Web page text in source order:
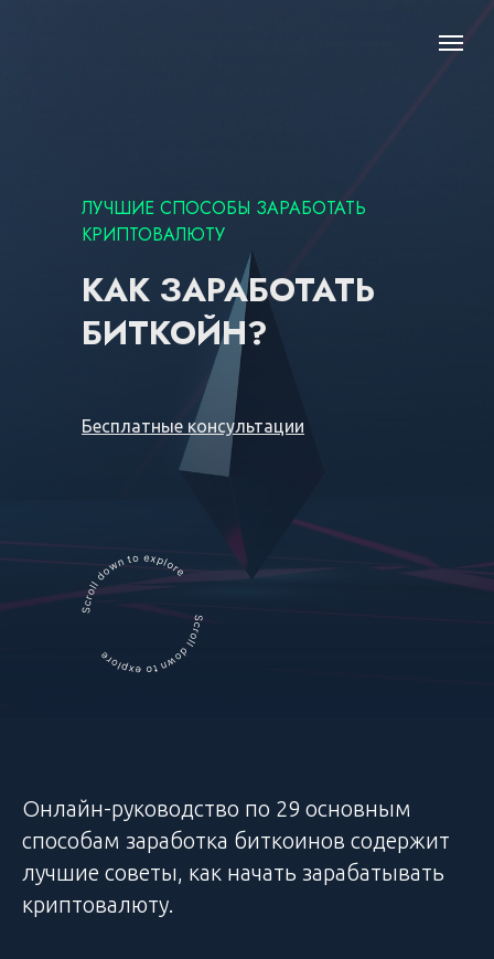
КАК ЗАРАБОТАТЬ
БИТКОЙН?
Бесплатные консультации
ЛУЧШИЕ СПОСОБЫ ЗАРАБОТАТЬ
КРИПТОВАЛЮТУ
Онлайн-руководство по 29 основным
способам заработка биткоинов содержит
лучшие советы, как начать зарабатывать
криптовалюту.